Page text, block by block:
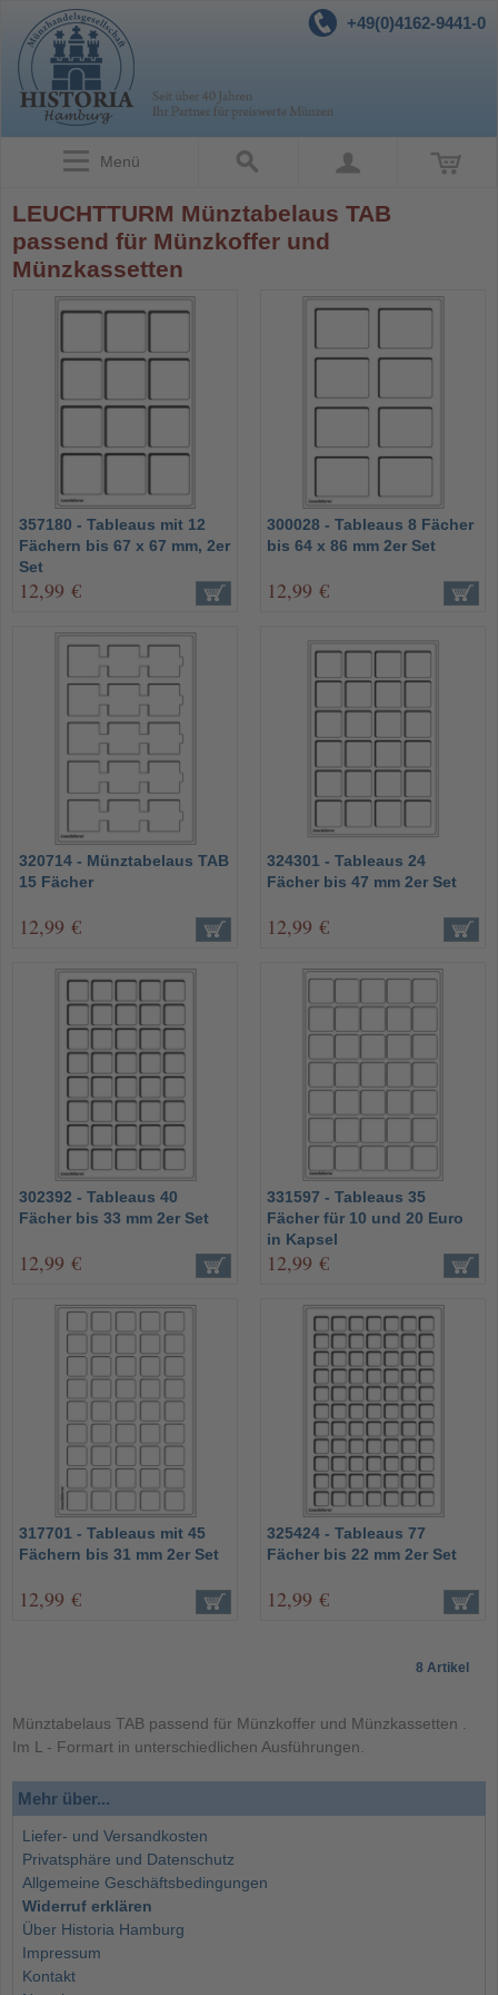
+49(0)4162-9441-0
Menü
LEUCHTTURM Münztabelaus TAB
passend für Münzkoffer und
Münzkassetten
357180 - Tableaus mit 12
Fächern bis 67 x 67 mm, 2er
Set
12,99 €
300028 - Tableaus 8 Fächer
bis 64 x 86 mm 2er Set
12,99 €
320714 - Münztabelaus TAB
15 Fächer
12,99 €
324301 - Tableaus 24
Fächer bis 47 mm 2er Set
12,99 €
302392 - Tableaus 40
Fächer bis 33 mm 2er Set
12,99 €
331597 - Tableaus 35
Fächer für 10 und 20 Euro
in Kapsel
12,99 €
317701 - Tableaus mit 45
Fächern bis 31 mm 2er Set
12,99 €
325424 - Tableaus 77
Fächer bis 22 mm 2er Set
12,99 €
8 Artikel
Münztabelaus TAB passend für Münzkoffer und Münzkassetten .
Im L - Formart in unterschiedlichen Ausführungen.
Mehr über...
Liefer- und Versandkosten
Privatsphäre und Datenschutz
Allgemeine Geschäftsbedingungen
Widerruf erklären
Über Historia Hamburg
Impressum
Kontakt